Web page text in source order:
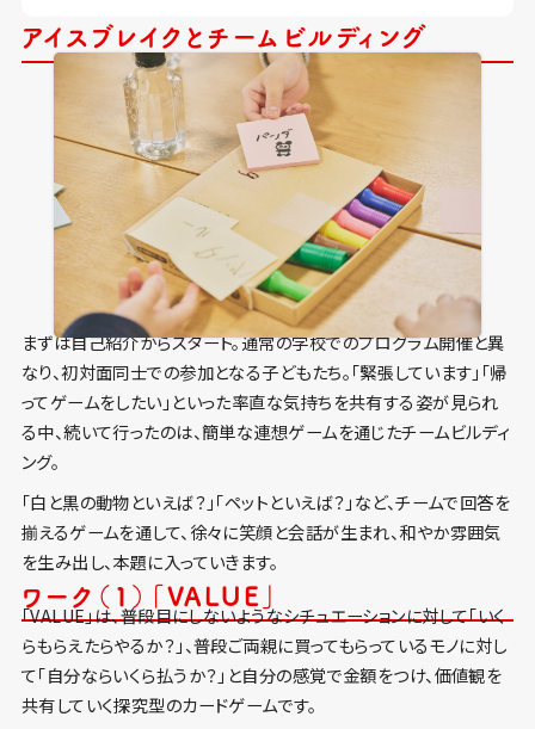
アイスブレイクとチームビルディング
まずは自己紹介からスタート。通常の学校でのプログラム開催と異
なり、初対面同士での参加となる子どもたち。「緊張しています」「帰
ってゲームをしたい」といった率直な気持ちを共有する姿が見られ
る中、続いて行ったのは、簡単な連想ゲームを通じたチームビルディ
ング。
「白と黒の動物といえば？」「ペットといえば？」など、チームで回答を
揃えるゲームを通して、徐々に笑顔と会話が生まれ、和やか雰囲気
を生み出し、本題に入っていきます。
ワーク（１）「VALUE」
「VALUE」は、普段目にしないようなシチュエーションに対して「いく
らもらえたらやるか？」、普段ご両親に買ってもらっているモノに対し
て「自分ならいくら払うか？」と自分の感覚で金額をつけ、価値観を
共有していく探究型のカードゲームです。